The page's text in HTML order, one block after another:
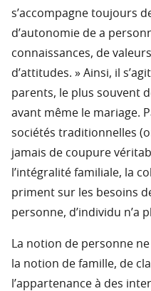
s’accompagne toujours
d’autonomie de a
connaissances, de
d’attitudes. » Ainsi, il
parents, le plus souvent
avant même le mariage.
sociétés traditionnelles
jamais de coupure
l’intégralité familiale, la
priment sur les besoins
personne, d’individu n’a
La notion de personne
la notion de famille, de
l’appartenance à des